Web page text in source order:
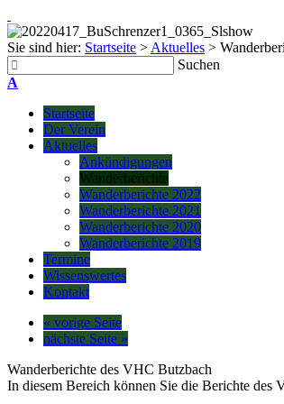
Sie sind hier: Startseite > Aktuelles >
Suchen
A
Startseite
Der Verein
Aktuelles
Ankündigungen
Wanderberichte
Wanderberichte 2022
Wanderberichte 2021
Wanderberichte 2020
Wanderberichte 2019
Termine
Wissenswertes
Kontakt
« vorige Seite
nächste Seite »
Wanderberichte des VHC Butzbach
In diesem Bereich können Sie die Berichte des